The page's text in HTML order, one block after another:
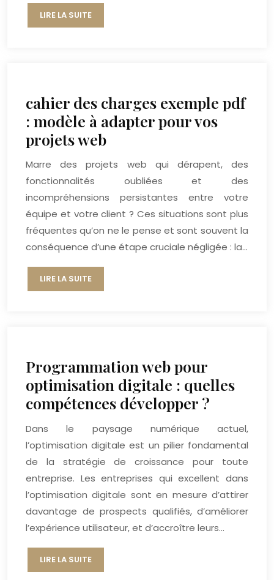
LIRE LA SUITE
cahier des charges exemple pdf
: modèle à adapter pour vos
projets web
Marre des projets web qui dérapent, des
fonctionnalités oubliées et des
incompréhensions persistantes entre votre
équipe et votre client ? Ces situations sont plus
fréquentes qu’on ne le pense et sont souvent la
conséquence d’une étape cruciale négligée : la…
LIRE LA SUITE
Programmation web pour
optimisation digitale : quelles
compétences développer ?
Dans le paysage numérique actuel,
l’optimisation digitale est un pilier fondamental
de la stratégie de croissance pour toute
entreprise. Les entreprises qui excellent dans
l’optimisation digitale sont en mesure d’attirer
davantage de prospects qualifiés, d’améliorer
l’expérience utilisateur, et d’accroître leurs…
LIRE LA SUITE